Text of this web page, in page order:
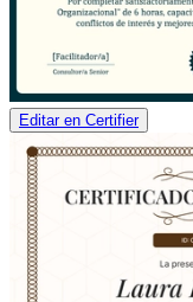
Editar en Certifier